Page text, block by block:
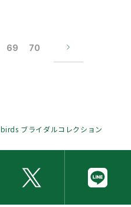
69 70
birds ブライダルコレクション